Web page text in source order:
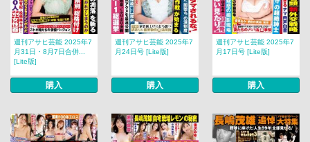
週刊アサヒ芸能 2025年7
月31日・8月7日合併...
[Lite版]
購入
週刊アサヒ芸能 2025年7
月24日号 [Lite版]
購入
週刊アサヒ芸能 2025年7
月17日号 [Lite版]
購入